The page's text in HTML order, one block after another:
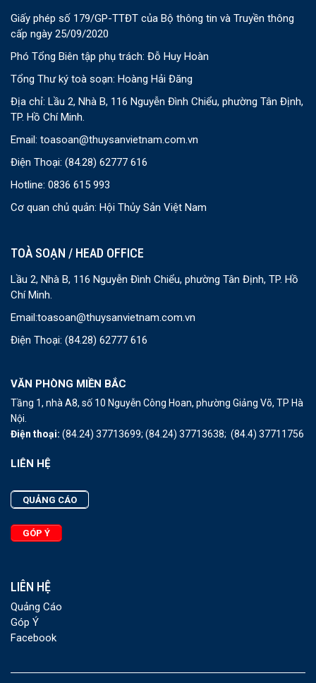
Giấy phép số 179/GP-TTĐT của Bộ thông tin và Truyền thông
cấp ngày 25/09/2020
Phó Tổng Biên tập phụ trách: Đỗ Huy Hoàn
Tổng Thư ký toà soạn: Hoàng Hải Đăng
Địa chỉ: Lầu 2, Nhà B, 116 Nguyễn Đình Chiểu, phường Tân Định,
TP. Hồ Chí Minh.
Email: toasoan@thuysanvietnam.com.vn
Điện Thoại: (84.28) 62777 616
Hotline: 0836 615 993
Cơ quan chủ quản: Hội Thủy Sản Việt Nam
TOÀ SOẠN / HEAD OFFICE
Lầu 2, Nhà B, 116 Nguyễn Đình Chiểu, phường Tân Định, TP. Hồ
Chí Minh.
Email:toasoan@thuysanvietnam.com.vn
Điện Thoại: (84.28) 62777 616
VĂN PHÒNG MIỀN BẮC
Tầng 1, nhà A8, số 10 Nguyễn Công Hoan, phường Giảng Võ, TP Hà
Nội.
Điện thoại: (84.24) 37713699; (84.24) 37713638; (84.4) 37711756
LIÊN HỆ
QUẢNG CÁO
GÓP Ý
LIÊN HỆ
Quảng Cáo
Góp Ý
Facebook